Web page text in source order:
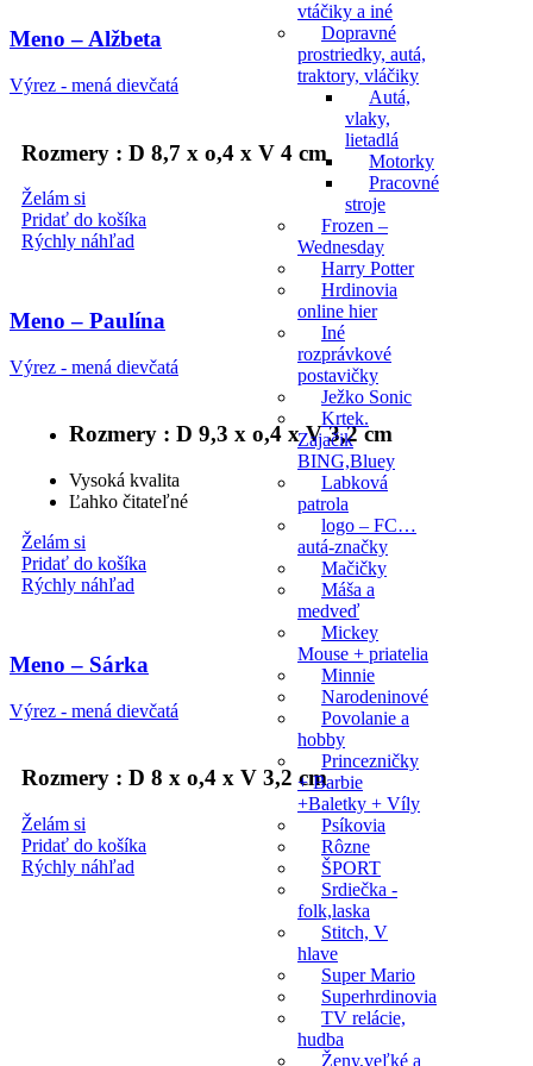
vtáčiky a iné
Dopravné
prostriedky, autá,
traktory, vláčiky
Autá,
vlaky,
lietadlá
Motorky
Pracovné
stroje
Frozen –
Wednesday
Harry Potter
Hrdinovia
online hier
Iné
rozprávkové
postavičky
Ježko Sonic
Krtek.
Zajačik
BING,Bluey
Labková
patrola
logo – FC…
autá-značky
Mačičky
Máša a
medveď
Mickey
Mouse + priatelia
Minnie
Narodeninové
Povolanie a
hobby
Princezničky
+ Barbie
+Baletky + Víly
Psíkovia
Rôzne
ŠPORT
Srdiečka -
folk,laska
Stitch, V
hlave
Super Mario
Superhrdinovia
TV relácie,
hudba
Ženy,veľké a
Meno – Alžbeta
Výrez - mená dievčatá
Rozmery : D 8,7 x o,4 x V 4 cm
Želám si
Pridať do košíka
Rýchly náhľad
Meno – Paulína
Výrez - mená dievčatá
Rozmery : D 9,3 x o,4 x V 3,2 cm
Vysoká kvalita
Ľahko čitateľné
Želám si
Pridať do košíka
Rýchly náhľad
Meno – Sárka
Výrez - mená dievčatá
Rozmery : D 8 x o,4 x V 3,2 cm
Želám si
Pridať do košíka
Rýchly náhľad